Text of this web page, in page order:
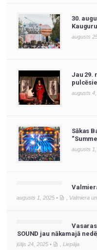
30.
augusts
Jau 29.
augusts 4,
Sākas
augusts 1,
augusts 1, 2025 • Valmiera
SOUND jau nākamajā
jūlijs 24, 2025 • Liepāja